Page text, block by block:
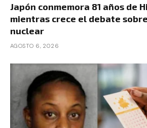
Japón conmemora 81 años de
mientras crece el debate
nuclear
AGOSTO 6, 2026